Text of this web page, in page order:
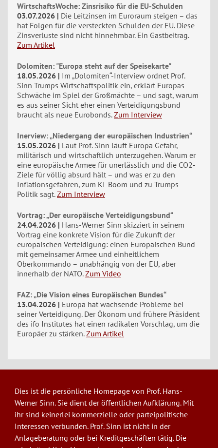
WirtschaftsWoche: Zinsrisiko für die EU-Schulden
03.07.2026
Die Leitzinsen im Euroraum steigen – das
hat Folgen für die versteckten Schulden der EU. Diese
Zinsverluste sind nicht hinnehmbar. Ein Gastbeitrag.
Zum Artikel
Dolomiten: "Europa steht auf der Speisekarte"
18.05.2026
Im „Dolomiten“-Interview ordnet Prof.
Sinn Trumps Wirtschaftspolitik ein, erklärt Europas
Schwäche im Spiel der Großmächte – und sagt, warum
es aus seiner Sicht eher einen Verteidigungsbund
braucht als neue Eurobonds. Zum Interview
Inerview: „Niedergang der europäischen Industrien“
15.05.2026
Laut Prof. Sinn läuft Europa Gefahr,
militärisch und wirtschaftlich unterzugehen. Warum er
eine europäische Armee für unerlässlich und die CO2-
Ziele für völlig absurd hält – und was er zu den
Inflationsgefahren, zum KI-Boom und zu Trumps
Politik sagt. Zum Interview
Vortrag: „Der europäische Verteidigungsbund“
24.04.2026
Hans-Werner Sinn skizziert in seinem
Vortrag eine konkrete Vision für die Zukunft der
europäischen Verteidigung: einen Europäischen Bund
mit gemeinsamer Armee und einheitlichem
Oberkommando – unabhängig von der EU, aber
innerhalb der NATO. Zum Video
FAZ: „Die Vision eines Europäischen Bundes“
13.04.2026
Europa hat wachsende Probleme bei
seiner Verteidigung. Der Ökonom und frühere Präsident
des ifo Institutes hat einen radikalen Vorschlag, um die
Europäer zu stärken. Zum Artikel
Dies ist die persönliche Homepage von Prof. Hans-
Werner Sinn. Sie dient der öffentlichen Aufklärung. Mit
ihr sind keinerlei kommerzielle oder parteipolitische
Interessen verbunden. Prof. Sinn ist nicht in der
Anlageberatung oder bei Kreditgeschäften tätig. Die